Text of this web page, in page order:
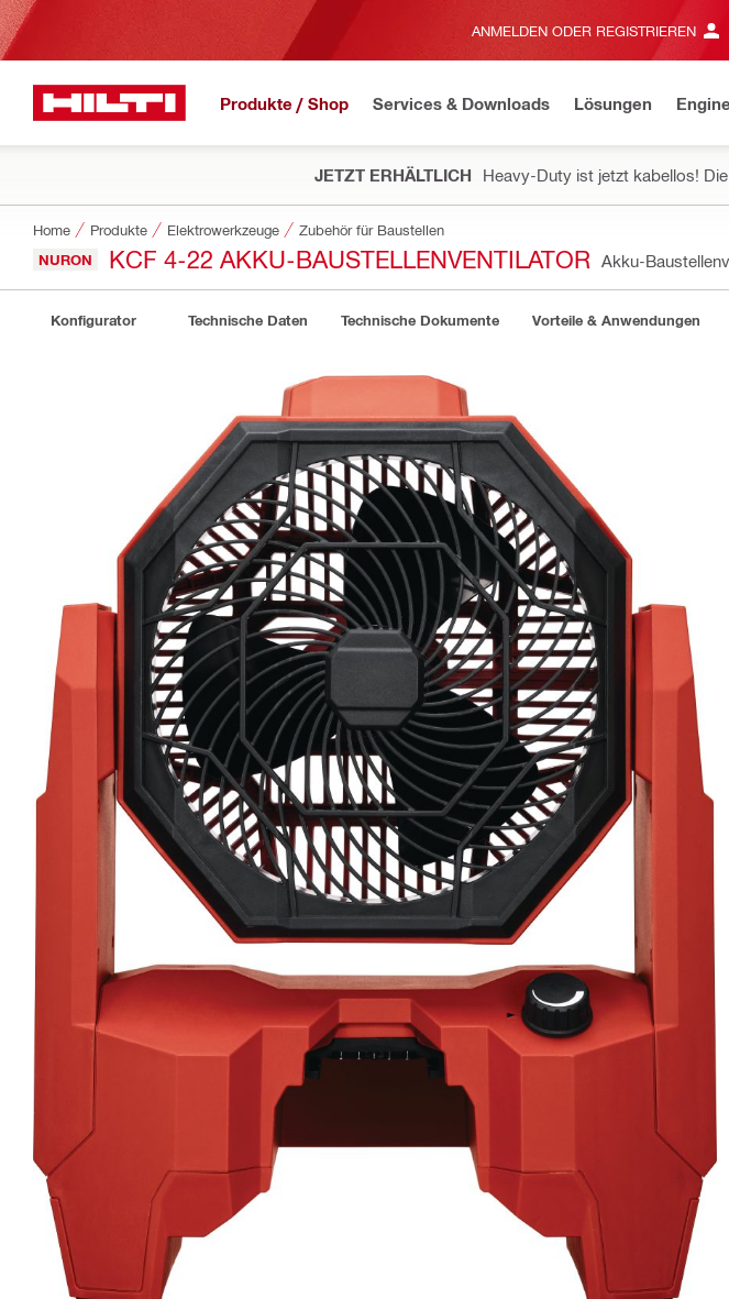
ANMELDEN ODER REGISTRIEREN
Produkte / Shop Services & Downloads Lösungen
JETZT ERHÄLTLICH Heavy-Duty ist jetzt kabellos!
Home Produkte Elektrowerkzeuge Zubehör für Baustellen
NURON KCF 4-22 AKKU-BAUSTELLENVENTILATOR Akku-
Konfigurator Technische Daten Technische Dokumente Vorteile & Anwendungen